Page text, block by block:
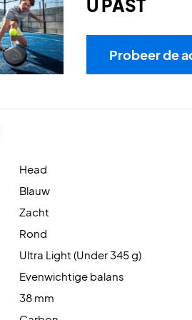
U PAST
Probeer de
Head
Blauw
Zacht
Rond
Ultra Light (Under 345 g)
Evenwichtige balans
38 mm